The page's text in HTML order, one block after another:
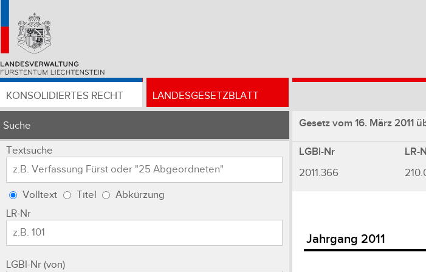
KONSOLIDIERTES RECHT LANDESGESETZBLATT
Suche
Textsuche
Volltext Titel
Abkürzung
LR-Nr
LGBl-Nr (von)
Gesetz vom 16. März 2011
LGBl-Nr LR-
2011.366